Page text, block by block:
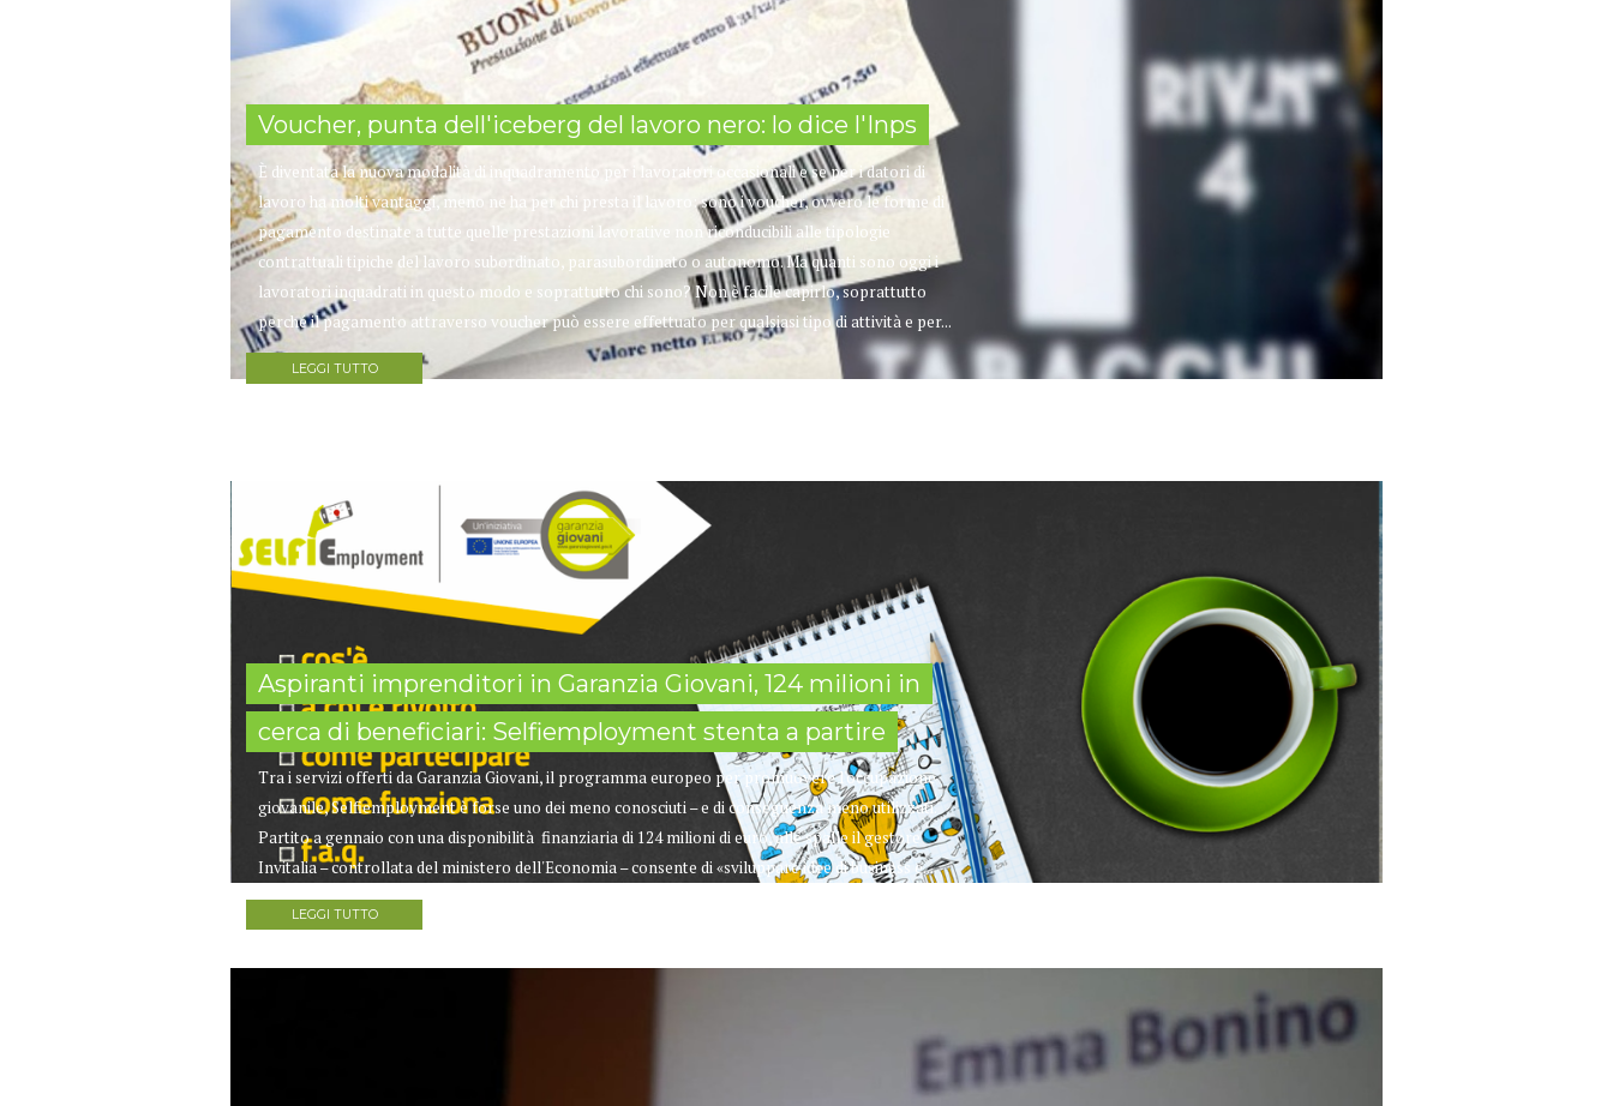
Voucher, punta dell'iceberg del lavoro nero: lo dice l'Inps
È diventata la nuova modalità di inquadramento per i lavoratori occasionali e se per i datori di
lavoro ha molti vantaggi, meno ne ha per chi presta il lavoro: sono i voucher, ovvero le forme di
pagamento destinate a tutte quelle prestazioni lavorative non riconducibili alle tipologie
contrattuali tipiche del lavoro subordinato, parasubordinato o autonomo. Ma quanti sono oggi i
lavoratori inquadrati in questo modo e soprattutto chi sono? Non è facile capirlo, soprattutto
perché il pagamento attraverso voucher può essere effettuato per qualsiasi tipo di attività e per...
LEGGI TUTTO
Aspiranti imprenditori in Garanzia Giovani, 124 milioni in
cerca di beneficiari: Selfiemployment stenta a partire
Tra i servizi offerti da Garanzia Giovani, il programma europeo per promuovere l'occupazione
giovanile, Selfiemployment è forse uno dei meno conosciuti – e di conseguenza meno utilizzati.
Partito a gennaio con una disponibilità finanziaria di 124 milioni di euro, alle spalle il gestore
Invitalia – controllata del ministero dell'Economia – consente di «sviluppare idee di business e...
LEGGI TUTTO